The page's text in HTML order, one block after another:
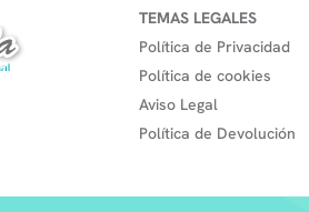
TEMAS LEGALES
Política de Privacidad
Política de cookies
Aviso Legal
Política de Devolución